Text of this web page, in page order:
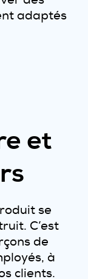
adaptés
et
se
C’est
de
à
clients.